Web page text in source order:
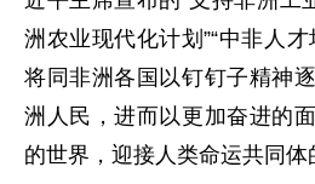
洲农业现代化计划”“中非人
将同非洲各国以钉钉子精神
洲人民，进而以更加奋进的
的世界，迎接人类命运共同体